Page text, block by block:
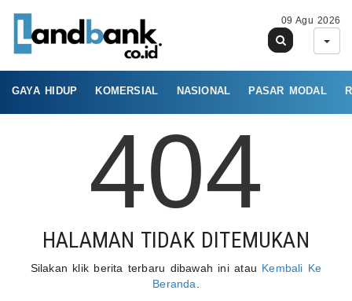
09 Agu 2026
GAYA HIDUP KOMERSIAL NASIONAL PASAR MODAL
404
HALAMAN TIDAK DITEMUKAN
Silakan klik berita terbaru dibawah ini atau Kembali Ke
Beranda